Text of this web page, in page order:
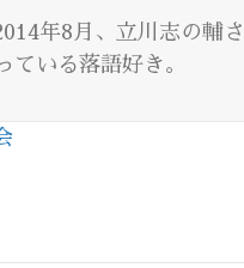
年8月、立川志の輔
ている落語好き。